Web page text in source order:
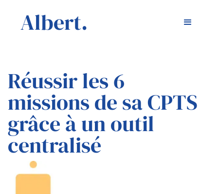
Albert.
Réussir les 6
missions de sa CPTS
grâce à un outil
centralisé